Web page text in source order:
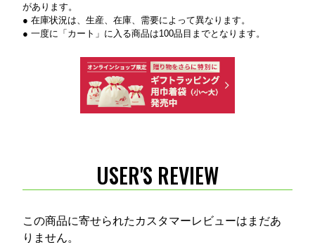
があります。
● 在庫状況は、生産、在庫、需要によって異なります。
● 一度に「カート」に入る商品は100品目までとなります。
USER'S REVIEW
この商品に寄せられたカスタマーレビューはまだあ
りません。